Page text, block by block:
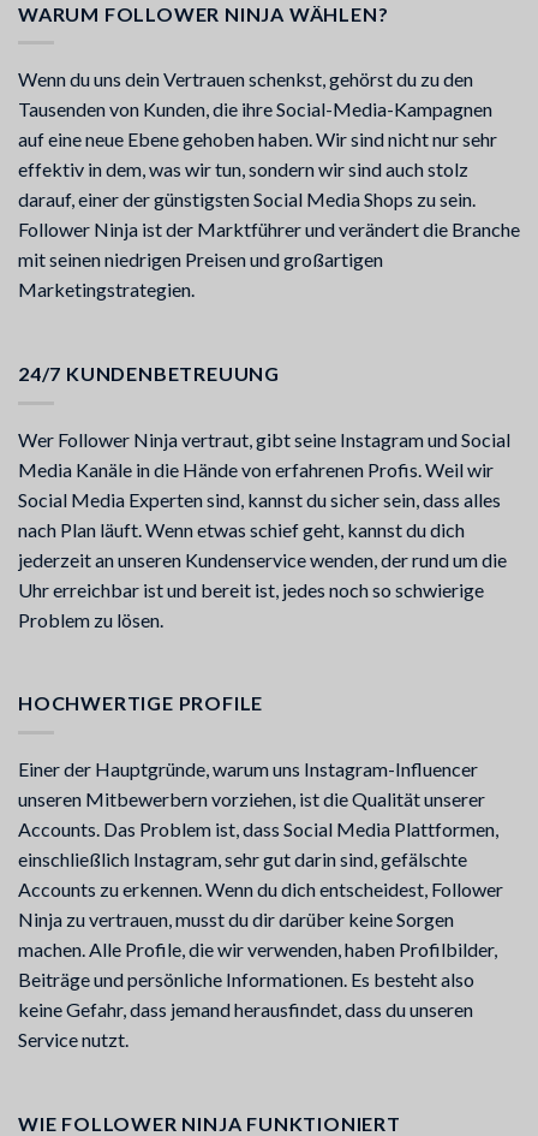
WARUM FOLLOWER NINJA WÄHLEN?
Wenn du uns dein Vertrauen schenkst, gehörst du zu den
Tausenden von Kunden, die ihre Social-Media-Kampagnen
auf eine neue Ebene gehoben haben. Wir sind nicht nur sehr
effektiv in dem, was wir tun, sondern wir sind auch stolz
darauf, einer der günstigsten Social Media Shops zu sein.
Follower Ninja ist der Marktführer und verändert die Branche
mit seinen niedrigen Preisen und großartigen
Marketingstrategien.
24/7 KUNDENBETREUUNG
Wer Follower Ninja vertraut, gibt seine Instagram und Social
Media Kanäle in die Hände von erfahrenen Profis. Weil wir
Social Media Experten sind, kannst du sicher sein, dass alles
nach Plan läuft. Wenn etwas schief geht, kannst du dich
jederzeit an unseren Kundenservice wenden, der rund um die
Uhr erreichbar ist und bereit ist, jedes noch so schwierige
Problem zu lösen.
HOCHWERTIGE PROFILE
Einer der Hauptgründe, warum uns Instagram-Influencer
unseren Mitbewerbern vorziehen, ist die Qualität unserer
Accounts. Das Problem ist, dass Social Media Plattformen,
einschließlich Instagram, sehr gut darin sind, gefälschte
Accounts zu erkennen. Wenn du dich entscheidest, Follower
Ninja zu vertrauen, musst du dir darüber keine Sorgen
machen. Alle Profile, die wir verwenden, haben Profilbilder,
Beiträge und persönliche Informationen. Es besteht also
keine Gefahr, dass jemand herausfindet, dass du unseren
Service nutzt.
WIE FOLLOWER NINJA FUNKTIONIERT